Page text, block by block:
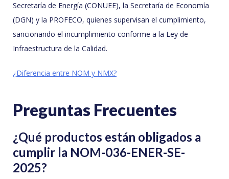
Secretaría de Energía (CONUEE), la Secretaría de Economía
(DGN) y la PROFECO, quienes supervisan el cumplimiento,
sancionando el incumplimiento conforme a la Ley de
Infraestructura de la Calidad.
¿Diferencia entre NOM y NMX?
Preguntas Frecuentes
¿Qué productos están obligados a
cumplir la NOM-036-ENER-SE-
2025?